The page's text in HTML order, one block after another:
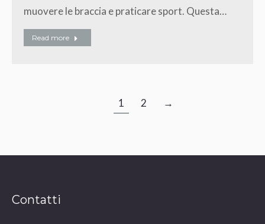
muovere le braccia e praticare sport. Questa…
Read more
1 2 →
Contatti